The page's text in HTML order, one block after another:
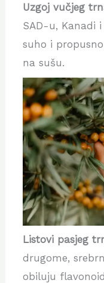
Uzgoj vučjeg
SAD-u, Kanadi
suho i
na sušu.
Listovi pasjeg
drugome,
obiluju